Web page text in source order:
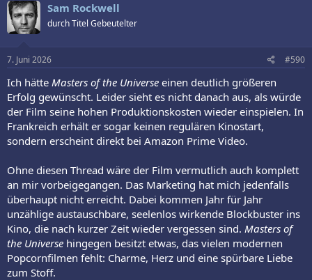
Sam Rockwell
durch Titel Gebeutelter
7. Juni 2026 #590
Ich hätte Masters of the Universe einen deutlich größeren
Erfolg gewünscht. Leider sieht es nicht danach aus, als würde
der Film seine hohen Produktionskosten wieder einspielen. In
Frankreich erhält er sogar keinen regulären Kinostart,
sondern erscheint direkt bei Amazon Prime Video.
Ohne diesen Thread wäre der Film vermutlich auch komplett
an mir vorbeigegangen. Das Marketing hat mich jedenfalls
überhaupt nicht erreicht. Dabei kommen Jahr für Jahr
unzählige austauschbare, seelenlos wirkende Blockbuster ins
Kino, die nach kurzer Zeit wieder vergessen sind. Masters of
the Universe hingegen besitzt etwas, das vielen modernen
Popcornfilmen fehlt: Charme, Herz und eine spürbare Liebe
zum Stoff.